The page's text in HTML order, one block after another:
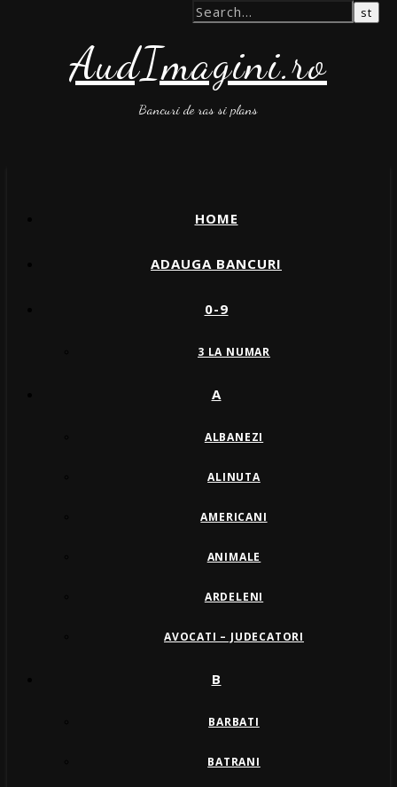
AudImagini.ro
Bancuri de ras si plans
HOME
ADAUGA BANCURI
0-9
3 LA NUMAR
A
ALBANEZI
ALINUTA
AMERICANI
ANIMALE
ARDELENI
AVOCATI – JUDECATORI
B
BARBATI
BATRANI